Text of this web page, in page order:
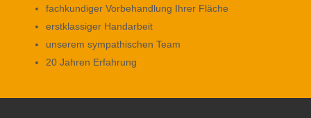
fachkundiger Vorbehandlung Ihrer Fläche
erstklassiger Handarbeit
unserem sympathischen Team
20 Jahren Erfahrung